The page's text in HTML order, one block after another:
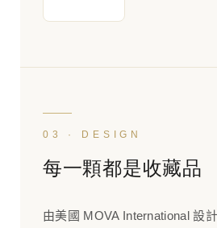
03 · DESIGN
每一顆都是收藏品
由美國 MOVA International 設